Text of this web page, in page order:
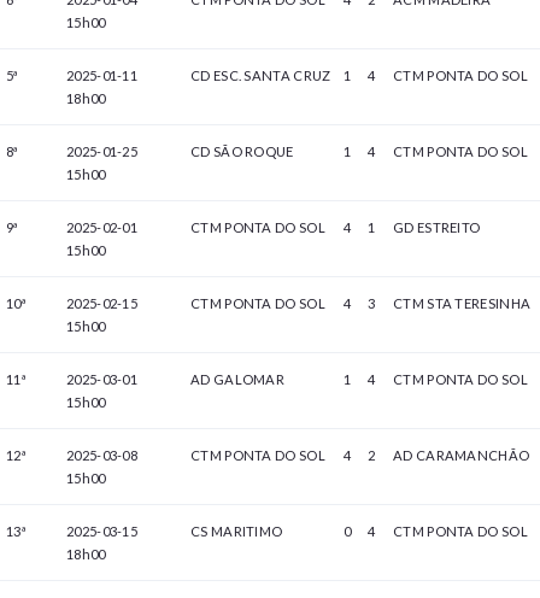
15h00
5ª
2025-01-11
18h00
CD ESC. SANTA CRUZ 1 4 CTM PONTA DO SOL
8ª
2025-01-25
15h00
CD SÃO ROQUE 1 4 CTM PONTA DO SOL
9ª
2025-02-01
15h00
CTM PONTA DO SOL 4 1 GD ESTREITO
10ª
2025-02-15
15h00
CTM PONTA DO SOL 4 3 CTM STA TERESINHA
11ª
2025-03-01
15h00
AD GALOMAR 1 4 CTM PONTA DO SOL
12ª
2025-03-08
15h00
CTM PONTA DO SOL 4 2 AD CARAMANCHÃO
13ª
2025-03-15
18h00
CS MARITIMO 0 4 CTM PONTA DO SOL